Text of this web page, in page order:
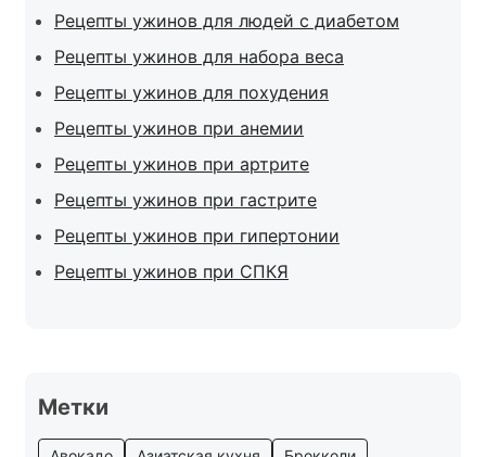
Рецепты ужинов для людей с диабетом
Рецепты ужинов для набора веса
Рецепты ужинов для похудения
Рецепты ужинов при анемии
Рецепты ужинов при артрите
Рецепты ужинов при гастрите
Рецепты ужинов при гипертонии
Рецепты ужинов при СПКЯ
Метки